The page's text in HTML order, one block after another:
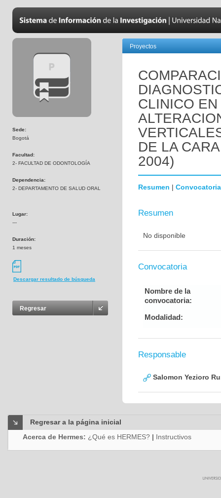
Sede:
Bogotá
Facultad:
2- FACULTAD DE ODONTOLOGÍA
Dependencia:
2- DEPARTAMENTO DE SALUD ORAL
Lugar:
---
Duración:
1 meses
Descargar resultado de búsqueda
Regresar
Proyectos
CLINICO
DE LA
2004)
Resumen | Convocatoria
Resumen
No disponible
Convocatoria
Nombre de la
convocatoria:
Modalidad:
Responsable
Salomon Yezioro
Regresar a la página inicial
Acerca de Hermes: ¿Qué es HERMES? | Instructivos